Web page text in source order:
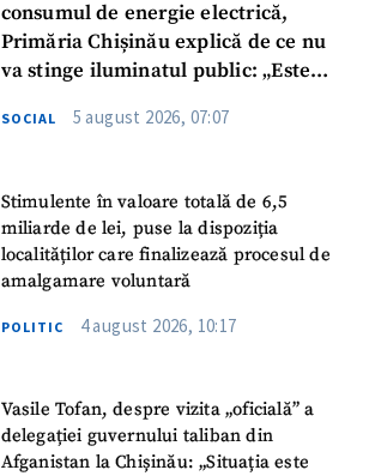
consumul de energie electrică,
Primăria Chișinău explică de ce nu
va stinge iluminatul public: „Este
SOCIAL 5 august 2026, 07:07
Stimulente în valoare totală de 6,5
miliarde de lei, puse la dispoziția
localităților care finalizează procesul de
amalgamare voluntară
POLITIC 4 august 2026, 10:17
Vasile Tofan, despre vizita „oficială” a
delegației guvernului taliban din
Afganistan la Chișinău: „Situația este